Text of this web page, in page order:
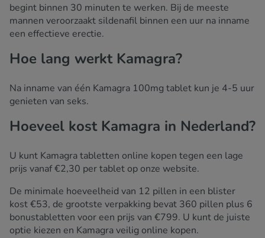
begint binnen 30 minuten te werken. Bij de meeste
mannen veroorzaakt sildenafil binnen een uur na inname
een effectieve erectie.
Hoe lang werkt Kamagra?
Na inname van één Kamagra 100mg tablet kun je 4-5 uur
genieten van seks.
Hoeveel kost Kamagra in Nederland?
U kunt Kamagra tabletten online kopen tegen een lage
prijs vanaf €2,30 per tablet op onze website.
De minimale hoeveelheid van 12 pillen in een blister
kost €53, de grootste verpakking bevat 360 pillen plus 6
bonustabletten voor een prijs van €799. U kunt de juiste
optie kiezen en Kamagra veilig online kopen.